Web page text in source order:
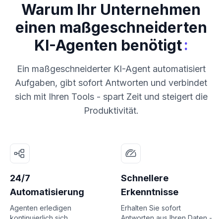
Warum Ihr Unternehmen
einen maßgeschneiderten
KI-Agenten benötigt:
Ein maßgeschneiderter KI-Agent automatisiert
Aufgaben, gibt sofort Antworten und verbindet
sich mit Ihren Tools - spart Zeit und steigert die
Produktivität.
24/7
Automatisierung
Agenten erledigen
Schnellere
Erkenntnisse
Erhalten Sie sofort